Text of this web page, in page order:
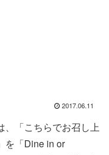
2017.06.11
、「こちらでお召し上
を「Dine in or